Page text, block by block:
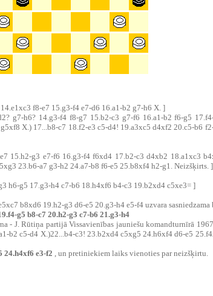
f8-e7 15.g3-f4 e7-d6 16.a1-b2 g7-h6 X. ]
g7-h6? 14.g3-f4 f8-g7 15.b2-c3 g7-f6 16.a1-b2 f6-g5
X.) 17...b8-c7 18.f2-e3 c5-d4! 19.a3xc5 d4xf2 20.c5-b6
15.h2-g3 e7-f6 16.g3-f4 f6xd4 17.b2-c3 d4xb2 18.a1xc3
23.b6-a7 g3-h2 24.a7-b8 f6-e5 25.b8xf4 h2-g1. Neizšķirts. ]
h6-g5 17.g3-h4 c7-b6 18.h4xf6 b4-c3 19.b2xd4 c5xe3= ]
b8xd6 19.h2-g3 d6-e5 20.g3-h4 e5-f4 uzvara sasniedzama
g5 b8-c7 20.h2-g3 c7-b6 21.g3-h4
- J. Rūtiņa partijā Vissavienības jauniešu komandturnīrā
b2 c5-d4 X.)22...b4-c3! 23.b2xd4 c5xg5 24.h6xf4 d6-e5
24.h4xf6 e3-f2 , un pretiniekiem laiks vienoties par neizšķirtu.